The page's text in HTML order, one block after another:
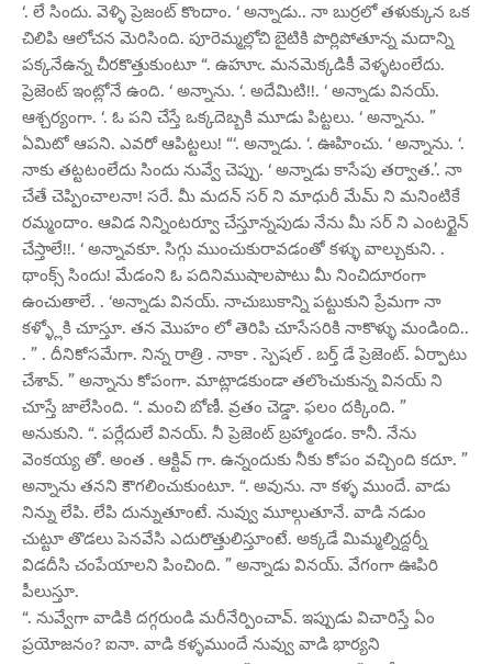
‘. లే సిందు. వెళ్ళి ప్రెజంట్ కొందాం. ‘ అన్నాడు.. నా బుర్రలో తళుక్కున ఒక
చిలిపి ఆలోచన మెరిసింది. పూరెమ్మల్లోచి బైటికి పొర్లిపోతూన్న మదాన్ని
పక్కనేఉన్న చీరకొత్తుకుంటూ “. ఉహూఁ. మనమెక్కడికీ వెళ్ళటంలేదు.
ప్రెజెంట్ ఇంట్లోనే ఉంది. ‘ అన్నాను. ‘. అదేమిటి!!. ‘ అన్నాడు వినయ్.
ఆశ్చర్యంగా. ‘. ఓ పని చేస్తే ఒక్కదెబ్బకి మూడు పిట్టలు. ‘ అన్నాను. ”
ఏమిటో ఆపని. ఎవరో ఆపిట్టలు! “‘. అన్నాడు. ‘. ఊహించు. ‘ అన్నాను. ‘.
నాకు తట్టటంలేదు సిందు నువ్వే చెప్పు. ‘ అన్నాడు కాసేపు తర్వాత.’. నా
చేతే చెప్పించాలనా! సరే. మీ మదన్ సర్ ని మాధురీ మేమ్ ని మనింటికే
రమ్మందాం. ఆవిడ నిన్నింటర్వూ చేస్తూన్నపుడు నేను మీ సర్ ని ఎంటర్టైన్
చేస్తాలే!!. ‘ అన్నావకూ. సిగ్గు ముంచుకురావడంతో కళ్ళు వాల్చుకుని. .
థాంక్స్ సిందు! మేడంని ఓ పదినిముషాలపాటు మీ నించిదూరంగా
ఉంచుతాలే. . ‘అన్నాడు వినయ్. నాచుబుకాన్ని పట్టుకుని ప్రేమగా నా
కళ్ళ్లోకి చూస్తూ. తన మొహం లో తెరిపి చూసేసరికి నాకొళ్ళు మండింది..
. ” . దీనికోసమేగా. నిన్న రాత్రి . నాకా . స్పెషల్ . బర్త్ డే ప్రెజెంట్. ఏర్పాటు
చేశావ్. ” అన్నాను కోపంగా. మాట్లాడకుండా తలొంచుకున్న వినయ్ ని
చూస్తే జాలేసింది. “. మంచి బోణీ. వ్రతం చెడ్డా. ఫలం దక్కింది. ”
అనుకుని. “. పర్లేదులే వినయ్. నీ ప్రెజెంట్ బ్రహ్మాండం. కానీ. నేను
వెంకయ్య తో. అంత . ఆక్టివ్ గా. ఉన్నందుకు నీకు కోపం వచ్చింది కదూ. ”
అన్నాను తనని కౌగలించుకుంటూ. “. అవును. నా కళ్ళ ముందే. వాడు
నిన్ను లేపి. లేపి దున్నుతూంటే. నువ్వు మూల్గుతూనే. వాడి నడుం
చుట్టూ తొడలు పెనవేసి ఎదురొత్తులిస్తూంటే. అక్కడే మిమ్మల్నిద్దర్నీ
విడదీసి చంపేయాలని పించింది. ” అన్నాడు వినయ్. వేగంగా ఊపిరి
పీలుస్తూ.
“. నువ్వేగా వాడికి దగ్గరుండి మరీనేర్పించావ్. ఇప్పుడు విచారిస్తే ఏం
ప్రయోజనం? ఐనా. వాడి కళ్ళముందే నువ్వు వాడి భార్యని